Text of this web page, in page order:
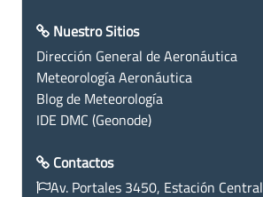
Nuestro Sitios
Dirección General de Aeronáutica
Meteorología Aeronáutica
Blog de Meteorología
IDE DMC (Geonode)
Contactos
Av. Portales 3450, Estación Central